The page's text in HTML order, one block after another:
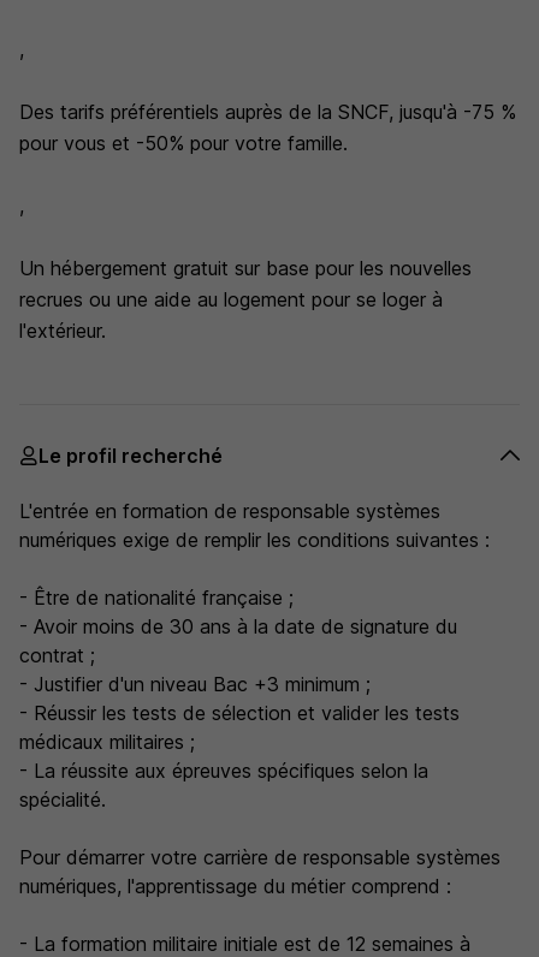
,
Des tarifs préférentiels auprès de la SNCF, jusqu'à -75 %
pour vous et -50% pour votre famille.
,
Un hébergement gratuit sur base pour les nouvelles
recrues ou une aide au logement pour se loger à
l'extérieur.
Le profil recherché
L'entrée en formation de responsable systèmes
numériques exige de remplir les conditions suivantes :
- Être de nationalité française ;
- Avoir moins de 30 ans à la date de signature du
contrat ;
- Justifier d'un niveau Bac +3 minimum ;
- Réussir les tests de sélection et valider les tests
médicaux militaires ;
- La réussite aux épreuves spécifiques selon la
spécialité.
Pour démarrer votre carrière de responsable systèmes
numériques, l'apprentissage du métier comprend :
- La formation militaire initiale est de 12 semaines à